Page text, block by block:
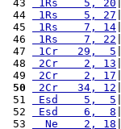
43
1Rs    5, 20
44
1Rs    5, 27
45
1Rs    7, 14
46
1Rs    7, 22
47
1Cr   29,  5
48
2Cr    2, 13
49
2Cr    2, 17
50
2Cr   34, 12
51
Esd    5,  5
52
Esd    6,  8
53
  Ne    2, 18